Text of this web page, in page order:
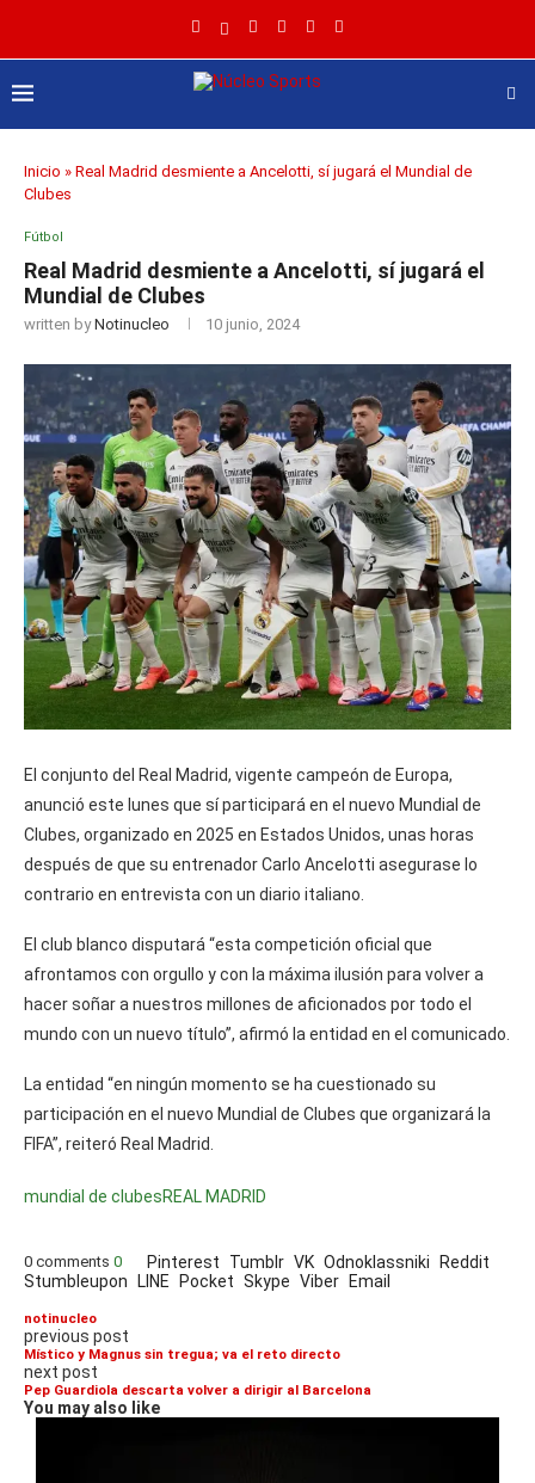
Inicio » Real Madrid desmiente a Ancelotti, sí jugará el Mundial de
Clubes
Fútbol
Real Madrid desmiente a Ancelotti, sí jugará el
Mundial de Clubes
written byNotinucleo 10 junio, 2024
El conjunto del Real Madrid, vigente campeón de Europa,
anunció este lunes que sí participará en el nuevo Mundial de
Clubes, organizado en 2025 en Estados Unidos, unas horas
después de que su entrenador Carlo Ancelotti asegurase lo
contrario en entrevista con un diario italiano.
El club blanco disputará “esta competición oficial que
afrontamos con orgullo y con la máxima ilusión para volver a
hacer soñar a nuestros millones de aficionados por todo el
mundo con un nuevo título”, afirmó la entidad en el comunicado.
La entidad “en ningún momento se ha cuestionado su
participación en el nuevo Mundial de Clubes que organizará la
FIFA”, reiteró Real Madrid.
mundial de clubesREAL MADRID
0 comments 0 Pinterest Tumblr VK Odnoklassniki
Reddit
Stumbleupon
LINE Pocket Skype Viber Email
notinucleo
previous post
Místico y Magnus sin tregua; va el reto directo
next post
Pep Guardiola descarta volver a dirigir al Barcelona
You may also like